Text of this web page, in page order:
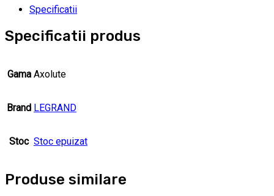
Specificatii
Specificatii produs
Gama Axolute
Brand LEGRAND
Stoc Stoc epuizat
Produse similare